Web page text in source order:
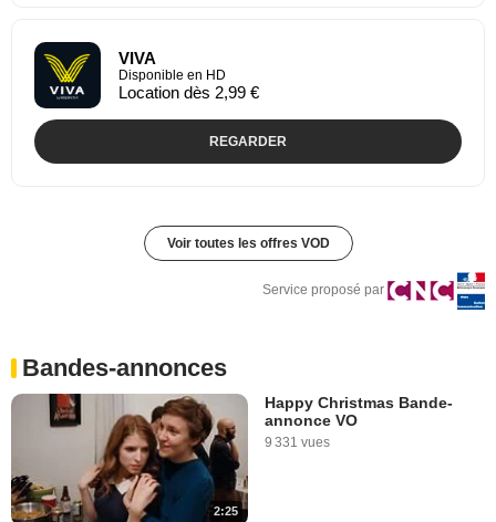
VIVA
Disponible en HD
Location dès 2,99 €
REGARDER
Voir toutes les offres VOD
Service proposé par
Bandes-annonces
2:25
Happy Christmas Bande-
annonce VO
9 331 vues